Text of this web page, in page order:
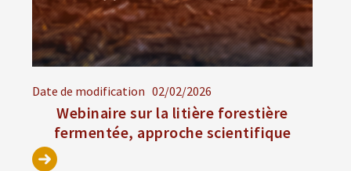
Date de modification 02/02/2026
Webinaire sur la litière forestière
fermentée, approche scientifique